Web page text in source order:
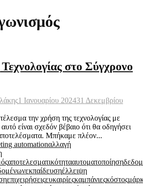
στο Σύγχρονο
1 Ιανουαρίου 202431 Δεκεμβρίου
την χρήση της τεχνολογίας με
είναι σχεδόν βέβαιο ότι θα οδηγήσει
Μπήκαμε πλέον...
automationαλλαγή
αποτελεσματικότητααυτοματοποίηση
εκπαίδευσηέλλειψη
επιχειρήσειςευκαιρίεςκαμπάνιεςκόστος